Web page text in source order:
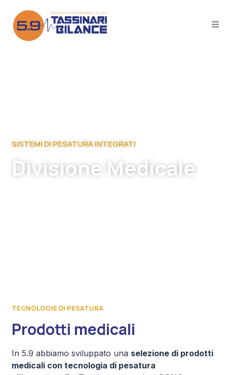
SISTEMI DI PESATURA INTEGRATI
Divisione Medicale
TECNOLOGIE DI PESATURA
Prodotti medicali
In 5.9 abbiamo sviluppato una selezione di prodotti
medicali con tecnologia di pesatura